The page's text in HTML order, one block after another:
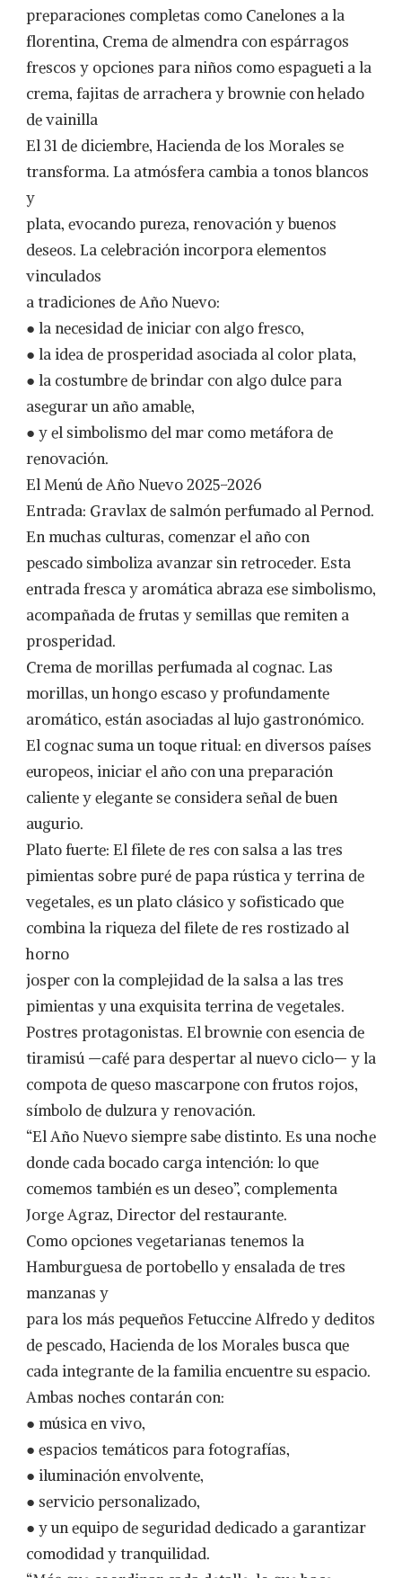
preparaciones completas como Canelones a la
florentina, Crema de almendra con espárragos
frescos y opciones para niños como espagueti a la
crema, fajitas de arrachera y brownie con helado
de vainilla
El 31 de diciembre, Hacienda de los Morales se
transforma. La atmósfera cambia a tonos blancos
y
plata, evocando pureza, renovación y buenos
deseos. La celebración incorpora elementos
vinculados
a tradiciones de Año Nuevo:
● la necesidad de iniciar con algo fresco,
● la idea de prosperidad asociada al color plata,
● la costumbre de brindar con algo dulce para
asegurar un año amable,
● y el simbolismo del mar como metáfora de
renovación.
El Menú de Año Nuevo 2025–2026
Entrada: Gravlax de salmón perfumado al Pernod.
En muchas culturas, comenzar el año con
pescado simboliza avanzar sin retroceder. Esta
entrada fresca y aromática abraza ese simbolismo,
acompañada de frutas y semillas que remiten a
prosperidad.
Crema de morillas perfumada al cognac. Las
morillas, un hongo escaso y profundamente
aromático, están asociadas al lujo gastronómico.
El cognac suma un toque ritual: en diversos países
europeos, iniciar el año con una preparación
caliente y elegante se considera señal de buen
augurio.
Plato fuerte: El filete de res con salsa a las tres
pimientas sobre puré de papa rústica y terrina de
vegetales, es un plato clásico y sofisticado que
combina la riqueza del filete de res rostizado al
horno
josper con la complejidad de la salsa a las tres
pimientas y una exquisita terrina de vegetales.
Postres protagonistas. El brownie con esencia de
tiramisú —café para despertar al nuevo ciclo— y la
compota de queso mascarpone con frutos rojos,
símbolo de dulzura y renovación.
“El Año Nuevo siempre sabe distinto. Es una noche
donde cada bocado carga intención: lo que
comemos también es un deseo”, complementa
Jorge Agraz, Director del restaurante.
Como opciones vegetarianas tenemos la
Hamburguesa de portobello y ensalada de tres
manzanas y
para los más pequeños Fetuccine Alfredo y deditos
de pescado, Hacienda de los Morales busca que
cada integrante de la familia encuentre su espacio.
Ambas noches contarán con:
● música en vivo,
● espacios temáticos para fotografías,
● iluminación envolvente,
● servicio personalizado,
● y un equipo de seguridad dedicado a garantizar
comodidad y tranquilidad.